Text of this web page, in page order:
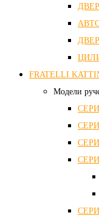
FRATELLI
Модели